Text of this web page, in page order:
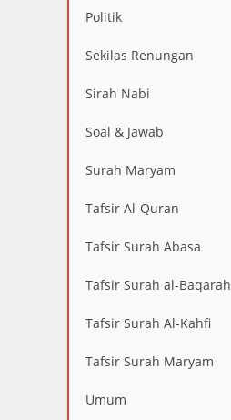
Politik
Sekilas Renungan
Sirah Nabi
Soal & Jawab
Surah Maryam
Tafsir Al-Quran
Tafsir Surah Abasa
Tafsir Surah al-Baqarah
Tafsir Surah Al-Kahfi
Tafsir Surah Maryam
Umum